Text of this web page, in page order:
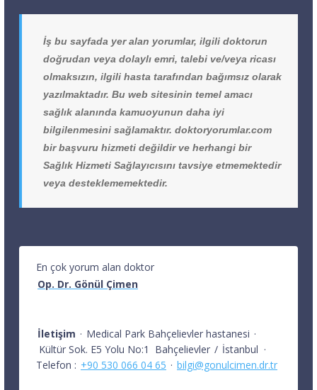
İş bu sayfada yer alan yorumlar, ilgili doktorun
doğrudan veya dolaylı emri, talebi ve/veya ricası
olmaksızın, ilgili hasta tarafından bağımsız olarak
yazılmaktadır. Bu web sitesinin temel amacı
sağlık alanında kamuoyunun daha iyi
bilgilenmesini sağlamaktır. doktoryorumlar.com
bir başvuru hizmeti değildir ve herhangi bir
Sağlık Hizmeti Sağlayıcısını tavsiye etmemektedir
veya desteklememektedir.
En çok yorum alan doktor
Op. Dr. Gönül Çimen
İletişim · Medical Park Bahçelievler hastanesi ·
Kültür Sok. E5 Yolu No:1
Bahçelievler / İstanbul ·
Telefon : +90 530 066 04 65 · bilgi@gonulcimen.dr.tr